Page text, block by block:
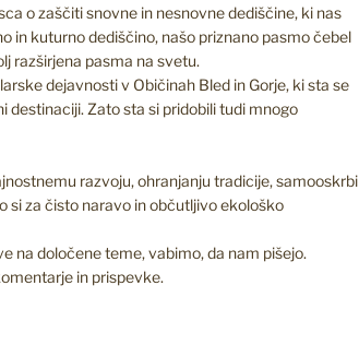
o zaščiti snovne in nesnovne dediščine, ki nas
in kuturno dediščino, našo priznano pasmo čebel
razširjena pasma na svetu.
dejavnosti v Običinah Bled in Gorje, ki sta se
destinaciji. Zato sta si pridobili tudi mnogo
razvoju, ohranjanju tradicije, samooskrbi
si za čisto naravo in občutljivo ekološko
na določene teme, vabimo, da nam pišejo.
in prispevke.